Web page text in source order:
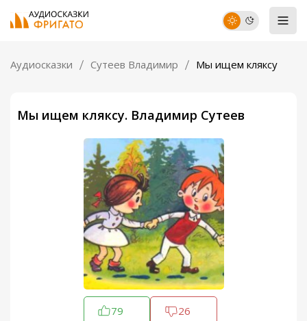
Аудиосказки Сутеев Владимир Мы ищем кляксу
Мы ищем кляксу. Владимир Сутеев
79 26